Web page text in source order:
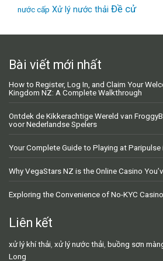
nước cấp Xử lý nước thải Đề cử
Bài viết mới nhất
How to Register, Log In, and Claim Your
Kingdom NZ: A Complete Walkthrough
Ontdek de Kikkerachtige Wereld van
voor Nederlandse Spelers
Your Complete Guide to Playing at
Why VegaStars NZ is the Online Casino
Exploring the Convenience of No-KYC
Liên kết
xử lý khí thải xử lý nước thải buồng sơn
Long